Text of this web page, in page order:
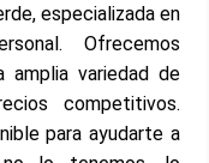
especializada en
Ofrecemos
amplia variedad de
competitivos.
para ayudarte a